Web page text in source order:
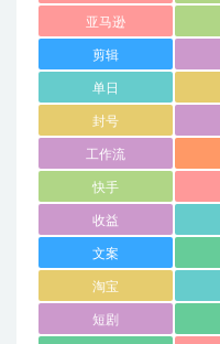
亚马逊
剪辑
单日
封号
工作流
快手
收益
文案
淘宝
短剧